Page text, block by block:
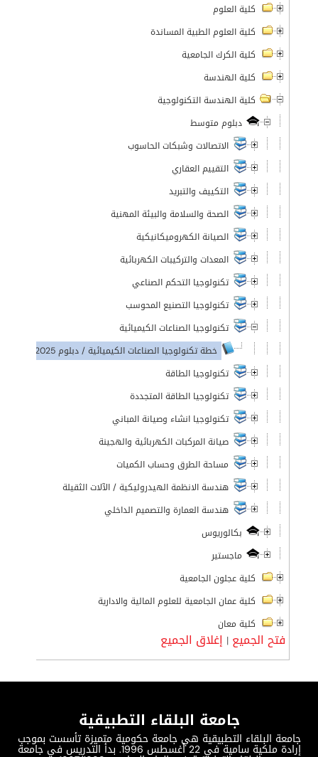
كلية العلوم
كلية العلوم الطبية المساندة
كلية الكرك الجامعية
كلية الهندسة
كلية الهندسة التكنولوجية
دبلوم متوسط
الاتصالات وشبكات الحاسوب
التقييم العقاري
التكييف والتبريد
الصحة والسلامة والبيئة المهنية
الصيانة الكهروميكانيكية
المعدات والتركيبات الكهربائية
تكنولوجيا التحكم الصناعي
تكنولوجيا التصنيع المحوسب
تكنولوجيا الصناعات الكيميائية
خطة تكنولوجيا الصناعات الكيميائية / دبلوم 2025-2026
تكنولوجيا الطاقة
تكنولوجيا الطاقة المتجددة
تكنولوجيا انشاء وصيانة المباني
صيانة المركبات الكهربائية والهجينة
مساحة الطرق وحساب الكميات
هندسة الانظمة الهيدروليكية / الآلات الثقيلة
هندسة العمارة والتصميم الداخلي
بكالوريوس
ماجستير
كلية عجلون الجامعية
كلية عمان الجامعية للعلوم المالية والادارية
كلية معان
فتح الجميع | إغلاق الجميع
جامعة البلقاء التطبيقية
جامعة البلقاء التطبيقية هي جامعة حكومية متميزة تأسست بموجب
إرادة ملكية سامية في 22 أغسطس 1996. بدأ التدريس في جامعة